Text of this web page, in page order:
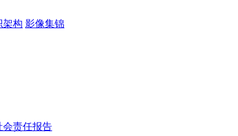
架构 影像集锦
会责任报告